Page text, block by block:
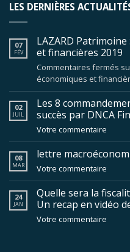
LES DERNIÈRES
07
FÉV
LAZARD
et financières 2019
Commentaires fermés
économiques et
02
JUIL
Les 8
succès par DNCA
Votre commentaire
08
MAR
lettre
Votre commentaire
24
JAN
Quelle sera la
Un recap en vidéo
Votre commentaire